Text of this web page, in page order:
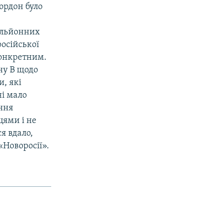
було
В щодо
які
мало
і не
вдало,